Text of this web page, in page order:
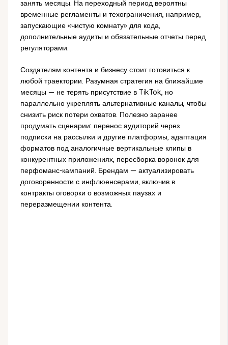
занять месяцы. На переходный период вероятны
временные регламенты и техограничения, например,
запускающие «чистую комнату» для кода,
дополнительные аудиты и обязательные отчеты перед
регуляторами.
Создателям контента и бизнесу стоит готовиться к
любой траектории. Разумная стратегия на ближайшие
месяцы — не терять присутствие в TikTok, но
параллельно укреплять альтернативные каналы, чтобы
снизить риск потери охватов. Полезно заранее
продумать сценарии: перенос аудиторий через
подписки на рассылки и другие платформы, адаптация
форматов под аналогичные вертикальные клипы в
конкурентных приложениях, пересборка воронок для
перфоманс-кампаний. Брендам — актуализировать
договоренности с инфлюенсерами, включив в
контракты оговорки о возможных паузах и
переразмещении контента.